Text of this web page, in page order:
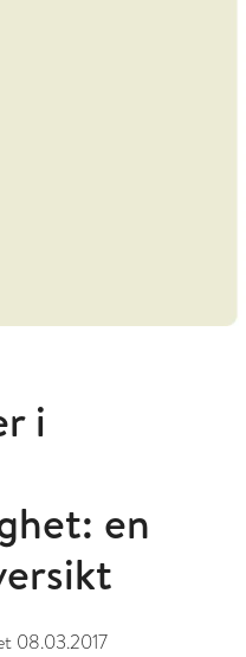
i
en
08.03.2017